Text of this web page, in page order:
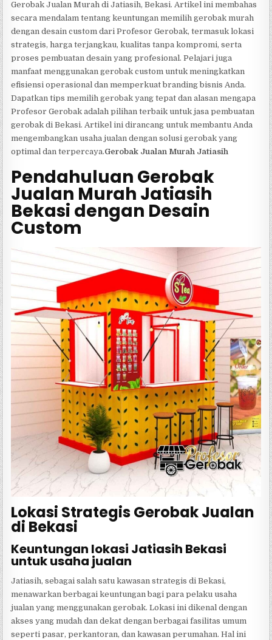
Gerobak Jualan Murah di Jatiasih, Bekasi. Artikel ini membahas
secara mendalam tentang keuntungan memilih gerobak murah
dengan desain custom dari Profesor Gerobak, termasuk lokasi
strategis, harga terjangkau, kualitas tanpa kompromi, serta
proses pembuatan desain yang profesional. Pelajari juga
manfaat menggunakan gerobak custom untuk meningkatkan
efisiensi operasional dan memperkuat branding bisnis Anda.
Dapatkan tips memilih gerobak yang tepat dan alasan mengapa
Profesor Gerobak adalah pilihan terbaik untuk jasa pembuatan
gerobak di Bekasi. Artikel ini dirancang untuk membantu Anda
mengembangkan usaha jualan dengan solusi gerobak yang
optimal dan terpercaya.Gerobak Jualan Murah Jatiasih
Pendahuluan Gerobak
Jualan Murah Jatiasih
Bekasi dengan Desain
Custom
Lokasi Strategis Gerobak Jualan
di Bekasi
Keuntungan lokasi Jatiasih Bekasi
untuk usaha jualan
Jatiasih, sebagai salah satu kawasan strategis di Bekasi,
menawarkan berbagai keuntungan bagi para pelaku usaha
jualan yang menggunakan gerobak. Lokasi ini dikenal dengan
akses yang mudah dan dekat dengan berbagai fasilitas umum
seperti pasar, perkantoran, dan kawasan perumahan. Hal ini